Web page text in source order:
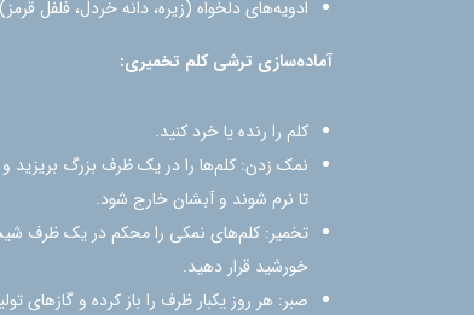
ادویه‌های دلخواه (زیره، دانه خردل، فلفل قرمز)
آماده‌سازی ترشی کلم تخمیری:
کلم را رنده یا خرد کنید.
نمک زدن: کلم‌ها را در یک ظرف بزرگ بریزید
تا نرم شوند و آبشان خارج شود.
تخمیر: کلم‌های نمکی را محکم در یک ظرف
خورشید قرار دهید.
صبر: هر روز یکبار ظرف را باز کرده و